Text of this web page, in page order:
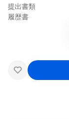
提出書類
履歴書